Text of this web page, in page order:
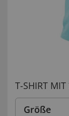
T-SHIRT
Größe